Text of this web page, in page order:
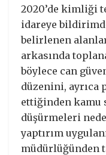
2020’de kimliği
idareye
belirlenen
arkasında
böylece can
düzenini, ayrıca
ettiğinden kamu
düşürmeleri
yaptırım
müdürlüğünden